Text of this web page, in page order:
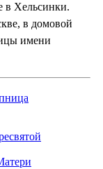
в Хельсинки.
в домовой
имени